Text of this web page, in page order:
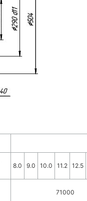
8.0 9.0 10.0 11.2 12.5
71000